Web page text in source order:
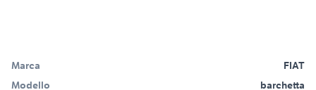
Marca
FIAT
Modello
barchetta